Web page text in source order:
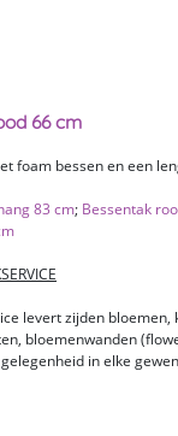
66 cm
foam bessen en een
83 cm; Bessentak
levert zijden bloemen,
bloemenwanden
in elke